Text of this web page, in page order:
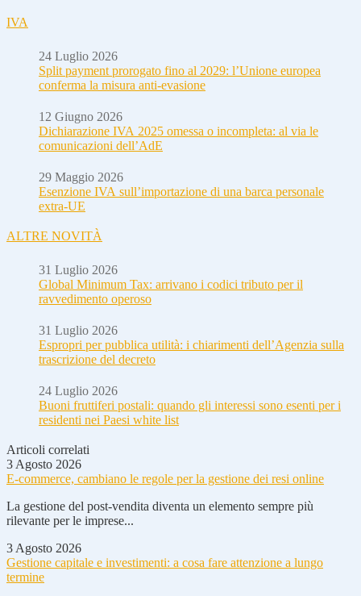
IVA
24 Luglio 2026
Split payment prorogato fino al 2029: l’Unione europea
conferma la misura anti-evasione
12 Giugno 2026
Dichiarazione IVA 2025 omessa o incompleta: al via le
comunicazioni dell’AdE
29 Maggio 2026
Esenzione IVA sull’importazione di una barca personale
extra-UE
ALTRE NOVITÀ
31 Luglio 2026
Global Minimum Tax: arrivano i codici tributo per il
ravvedimento operoso
31 Luglio 2026
Espropri per pubblica utilità: i chiarimenti dell’Agenzia sulla
trascrizione del decreto
24 Luglio 2026
Buoni fruttiferi postali: quando gli interessi sono esenti per i
residenti nei Paesi white list
Articoli correlati
3 Agosto 2026
E-commerce, cambiano le regole per la gestione dei resi online
La gestione del post-vendita diventa un elemento sempre più
rilevante per le imprese...
3 Agosto 2026
Gestione capitale e investimenti: a cosa fare attenzione a lungo
termine